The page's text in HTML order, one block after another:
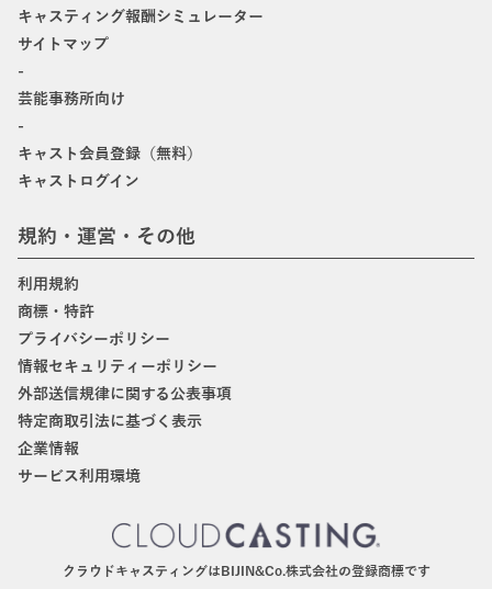
キャスティング報酬シミュレーター
サイトマップ
-
芸能事務所向け
-
キャスト会員登録（無料）
キャストログイン
規約・運営・その他
利用規約
商標・特許
プライバシーポリシー
情報セキュリティーポリシー
外部送信規律に関する公表事項
特定商取引法に基づく表示
企業情報
サービス利用環境
クラウドキャスティングはBIJIN&Co.株式会社の登録商標です